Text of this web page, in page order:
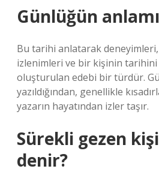
Günlüğün
Bu tarihi anlatarak deneyimleri,
izlenimleri ve bir kişinin
oluşturulan edebi bir türdür.
yazıldığından, genellikle
yazarın hayatından izler taşır.
Sürekli gezen
denir?